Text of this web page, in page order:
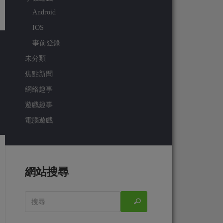
Android
IOS
事前登錄
未分類
焦點新聞
網絡趣事
遊戲趣事
電腦遊戲
網站搜尋